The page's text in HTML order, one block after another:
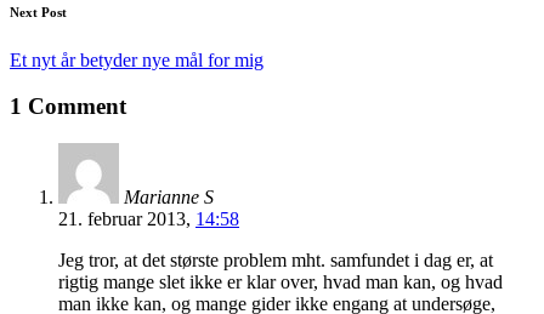
Next Post
Et nyt år betyder nye mål for mig
1 Comment
Marianne S
21. februar 2013, 14:58
Jeg tror, at det største problem mht. samfundet i dag er, at
rigtig mange slet ikke er klar over, hvad man kan, og hvad
man ikke kan, og mange gider ikke engang at undersøge,